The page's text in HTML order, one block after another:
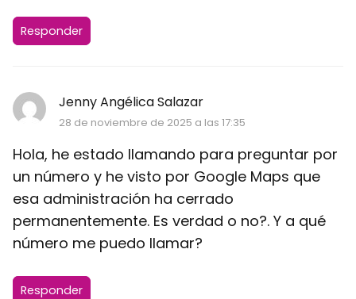
Responder
Jenny Angélica Salazar
28 de noviembre de 2025 a las 17:35
Hola, he estado llamando para preguntar por
un número y he visto por Google Maps que
esa administración ha cerrado
permanentemente. Es verdad o no?. Y a qué
número me puedo llamar?
Responder